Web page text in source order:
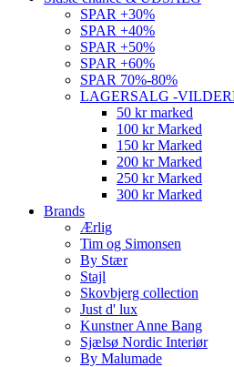
SPAR +30%
SPAR +40%
SPAR +50%
SPAR +60%
SPAR 70%-80%
LAGERSALG -
50 kr marked
100 kr Marked
150 kr Marked
200 kr Marked
250 kr Marked
300 kr Marked
Brands
Ærlig
Tim og Simonsen
By Stær
Stajl
Skovbjerg collection
Just d' lux
Kunstner Anne Bang
Sjælsø Nordic Interiør
By Malumade